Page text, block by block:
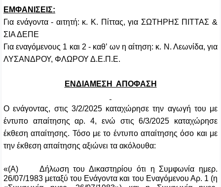
EMΦΑΝΙΣΕΙΣ:
Για ενάγοντα - αιτητή: κ. Κ. Πίττας, για ΣΩΤΗΡΗΣ ΠΙΤΤΑΣ &
ΣΙΑ ΔΕΠΕ
Για εναγόμενους 1 και 2 - καθ’ ων η αίτηση: κ. Ν. Λεωνίδα, για
ΛΥΣΑΝΔΡΟΥ, ΦΛΩΡΟΥ Δ.Ε.Π.Ε.
ΕΝΔΙΑΜΕΣΗ ΑΠΟΦΑΣΗ
Ο ενάγοντας, στις 3/2/2025 καταχώρησε την αγωγή του με
έντυπο απαίτησης αρ. 4, ενώ στις 6/3/2025 καταχώρησε
έκθεση απαίτησης. Τόσο με το έντυπο απαίτησης όσο και με
την έκθεση απαίτησης αξιώνει τα ακόλουθα:
«(Α) Δήλωση του Δικαστηρίου ότι η Συμφωνία ημερ.
26/07/1983 μεταξύ του Ενάγοντα και του Εναγόμενου Αρ. 1 (η